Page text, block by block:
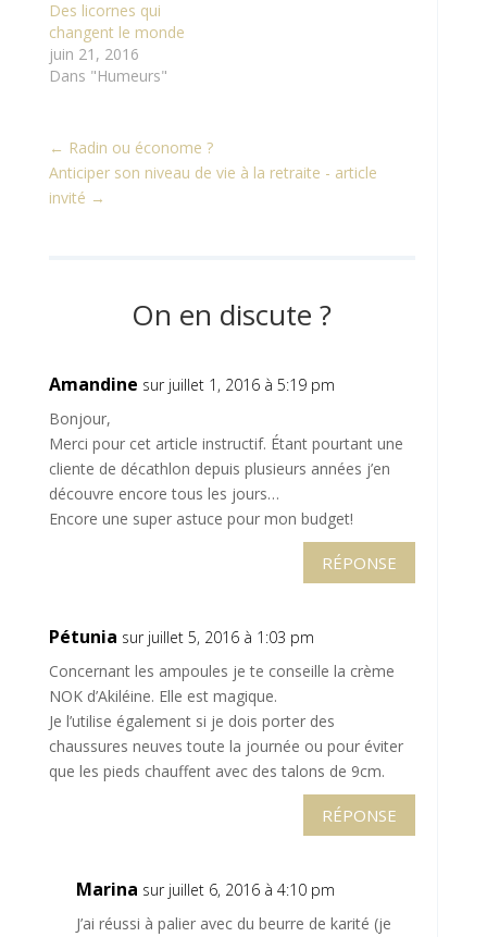
Des licornes qui
changent le monde
juin 21, 2016
Dans "Humeurs"
← Radin ou économe ?
Anticiper son niveau de vie à la retraite - article
invité →
On en discute ?
Amandine sur juillet 1, 2016 à 5:19 pm
Bonjour,
Merci pour cet article instructif. Étant pourtant une
cliente de décathlon depuis plusieurs années j’en
découvre encore tous les jours…
Encore une super astuce pour mon budget!
RÉPONSE
Pétunia sur juillet 5, 2016 à 1:03 pm
Concernant les ampoules je te conseille la crème
NOK d’Akiléine. Elle est magique.
Je l’utilise également si je dois porter des
chaussures neuves toute la journée ou pour éviter
que les pieds chauffent avec des talons de 9cm.
RÉPONSE
Marina sur juillet 6, 2016 à 4:10 pm
J’ai réussi à palier avec du beurre de karité (je